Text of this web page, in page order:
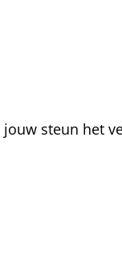
steun het